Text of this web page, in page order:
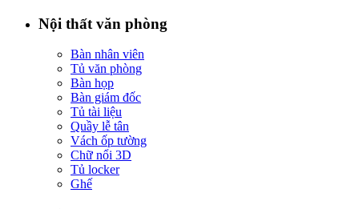
Nội thất văn phòng
Bàn nhân viên
Tủ văn phòng
Bàn họp
Bàn giám đốc
Tủ tài liệu
Quầy lễ tân
Vách ốp tường
Chữ nổi 3D
Tủ locker
Ghế